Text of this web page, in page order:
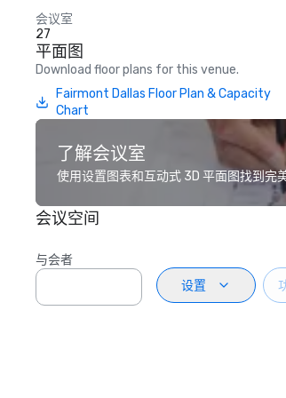
会议室
27
平面图
Download floor plans for this venue.
Fairmont Dallas Floor Plan & Capacity
Chart
了解会议室
使用设置图表和互动式 3D 平面图找到完
会议空间
与会者
设置